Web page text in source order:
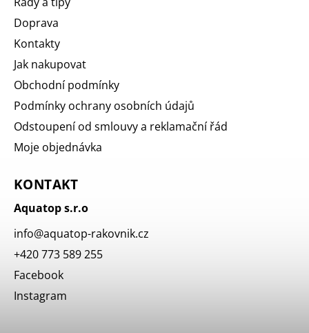
Doprava
Kontakty
Jak nakupovat
Obchodní podmínky
Podmínky ochrany osobních údajů
Odstoupení od smlouvy a reklamační řád
Moje objednávka
KONTAKT
Aquatop s.r.o
info@aquatop-rakovnik.cz
+420 773 589 255
Facebook
Instagram